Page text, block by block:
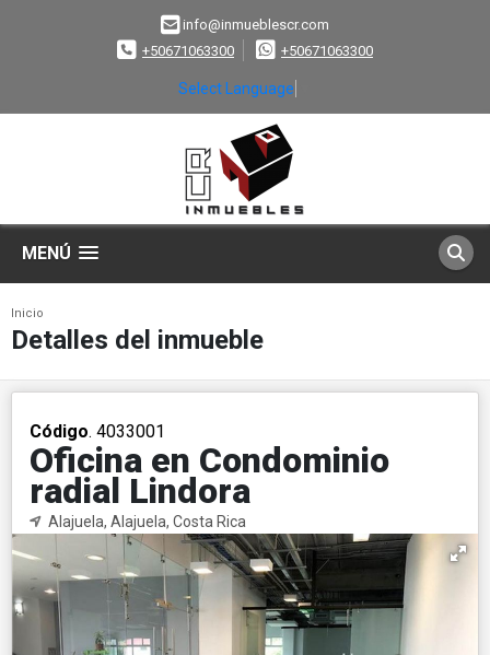
info@inmueblescr.com
+50671063300
+50671063300
Select Language
MENÚ
Inicio
Detalles del inmueble
Código. 4033001
Oficina en Condominio
radial Lindora
Alajuela, Alajuela, Costa Rica